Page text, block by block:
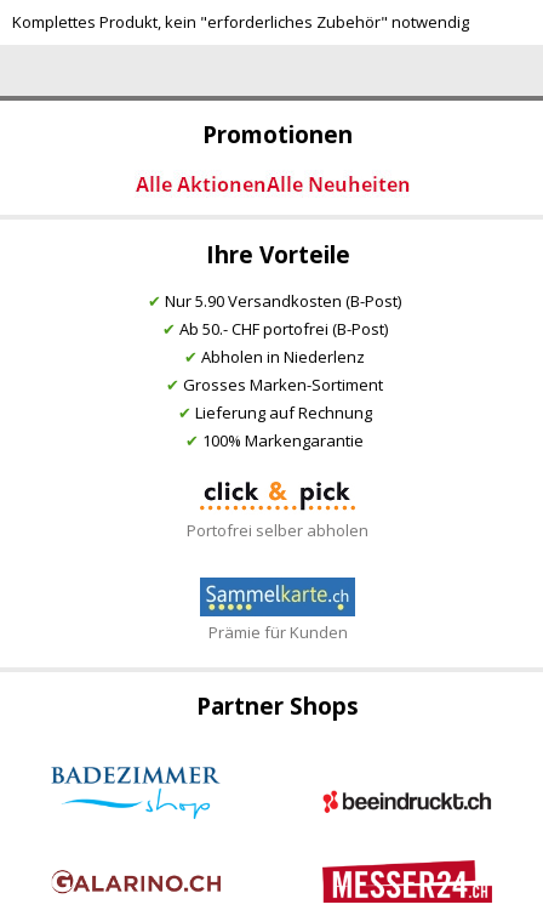
Promotionen
Ihre Vorteile
✔ Nur 5.90 Versandkosten (B-Post)
✔ Ab 50.- CHF portofrei (B-Post)
✔ Abholen in Niederlenz
✔ Grosses Marken-Sortiment
✔ Lieferung auf Rechnung
✔ 100% Markengarantie
Portofrei selber abholen
Prämie für Kunden
Komplettes Produkt, kein "erforderliches Zubehör" notwendig
Partner Shops